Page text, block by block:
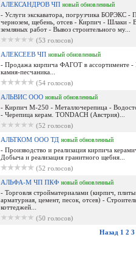
АЛЕКСАНДРОВ ЧП новый обновленный
- Услуги экскаватора, погрузчика БОРЭКС -
чернозем, щебень, отсев - Кирпич - Шлаки -
земляных работ - Вывоз строительного му...
(53 голосов)
АЛЕКСЕЕВ ЧП новый обновленный
- Продажа кирпича ФАГОТ в ассортименте -
камня-песчаника...
(54 голосов)
АЛЬВИС ООО новый обновленный
- Кирпич М-250 - Металлочерепица -
- Черепица керам. TONDACH (Австрия)...
(52 голосов)
АЛЬТКОМ ООО ТД новый обновленный
- Производство и реализация кирпича
Добыча и реализация гранитного щебня...
(52 голосов)
АЛЬФА-М ЧП ПКФ новый обновленный
- Торговля стройматериалами (кирпич, плиты
арматурная, цемент, песок, отсев) -
коттеджей...
(50 голосов)
Назад 1 2 3